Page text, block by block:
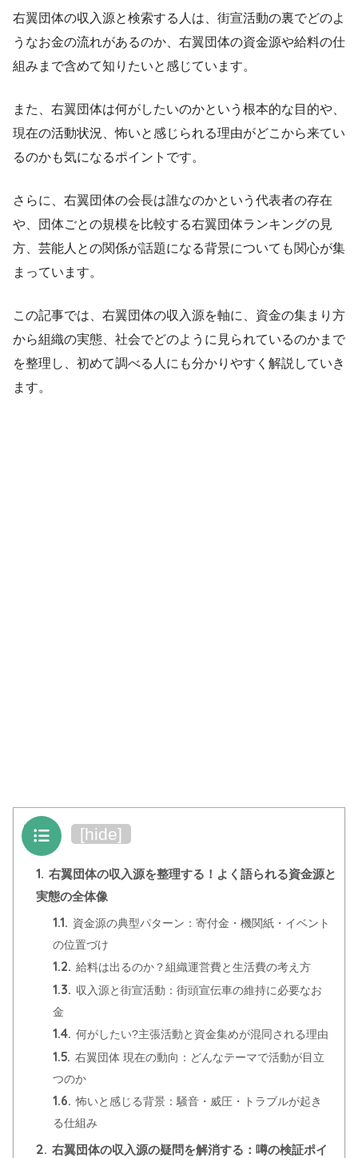
右翼団体の収入源と検索する人は、街宣活動の裏でどのよ
うなお金の流れがあるのか、右翼団体の資金源や給料の仕
組みまで含めて知りたいと感じています。
また、右翼団体は何がしたいのかという根本的な目的や、
現在の活動状況、怖いと感じられる理由がどこから来てい
るのかも気になるポイントです。
さらに、右翼団体の会長は誰なのかという代表者の存在
や、団体ごとの規模を比較する右翼団体ランキングの見
方、芸能人との関係が話題になる背景についても関心が集
まっています。
この記事では、右翼団体の収入源を軸に、資金の集まり方
から組織の実態、社会でどのように見られているのかまで
を整理し、初めて調べる人にも分かりやすく解説していき
ます。
目次 [hide]
1. 右翼団体の収入源を整理する！よく語られる資金源と
実態の全体像
1.1. 資金源の典型パターン：寄付金・機関紙・イベント
の位置づけ
1.2. 給料は出るのか？組織運営費と生活費の考え方
1.3. 収入源と街宣活動：街頭宣伝車の維持に必要なお
金
1.4. 何がしたい?主張活動と資金集めが混同される理由
1.5. 右翼団体 現在の動向：どんなテーマで活動が目立
つのか
1.6. 怖いと感じる背景：騒音・威圧・トラブルが起き
る仕組み
2. 右翼団体の収入源の疑問を解消する：噂の検証ポイ